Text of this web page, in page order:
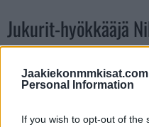
Personal Information
If you wish to opt-out of the
Jukurit-hyökkääjä
mahtavalla
https://twitter.com/smliiga/